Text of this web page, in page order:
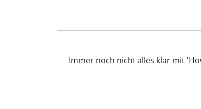
Immer noch nicht alles klar mit